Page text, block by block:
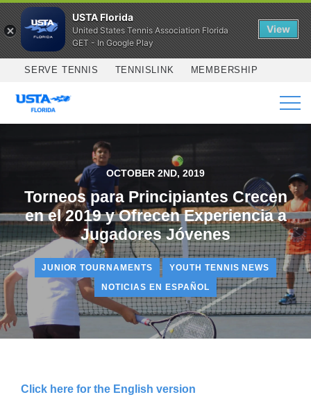
Skip to main content
SERVE TENNIS TENNISLINK MEMBERSHIP
SERVICES
OCTOBER 2ND, 2019
Torneos para Principiantes Crecen
en el 2019 y Ofrecen Experiencia a
Jugadores Jóvenes
JUNIOR TOURNAMENTS
YOUTH TENNIS NEWS
NOTICIAS EN ESPAÑOL
Click here for the English version
USTA Florida
United States Tennis Association Florida
GET - In Google Play
View